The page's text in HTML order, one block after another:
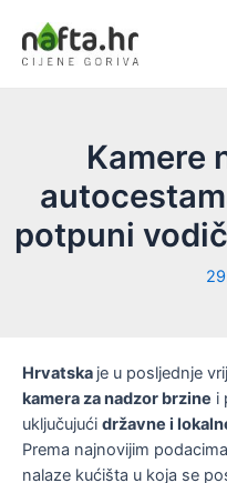
content
Kamere
potpuni
Hrvatska je u posljednje
kamera za nadzor brzine i
uključujući državne i
Prema najnovijim
nalaze kućišta u koja se